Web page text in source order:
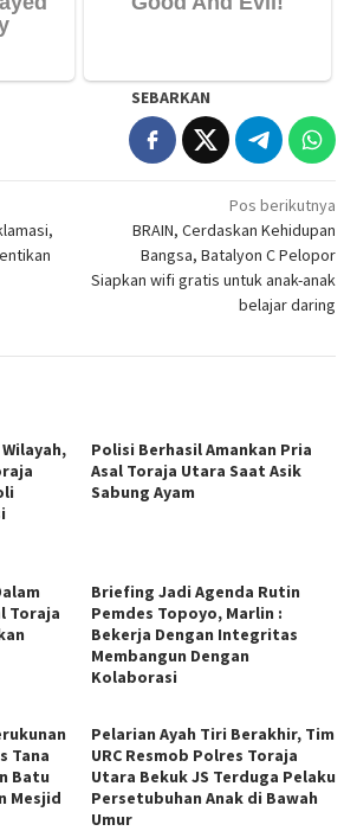
SEBARKAN
Pos berikutnya
BRAIN, Cerdaskan Kehidupan
Bangsa, Batalyon C Pelopor
Siapkan wifi gratis untuk anak-anak
belajar daring
Polisi Berhasil Amankan Pria
Asal Toraja Utara Saat Asik
Sabung Ayam
Toraja
Briefing Jadi Agenda Rutin
Pemdes Topoyo, Marlin :
Bekerja Dengan Integritas
Membangun Dengan
Kolaborasi
Tana
Batu
Mesjid
Pelarian Ayah Tiri Berakhir, Tim
URC Resmob Polres Toraja
Utara Bekuk JS Terduga Pelaku
Persetubuhan Anak di Bawah
Umur